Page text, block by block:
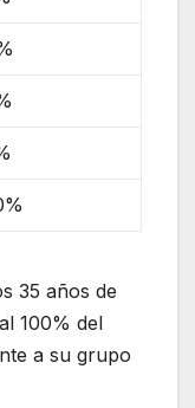
35 años de
100% del
a su grupo